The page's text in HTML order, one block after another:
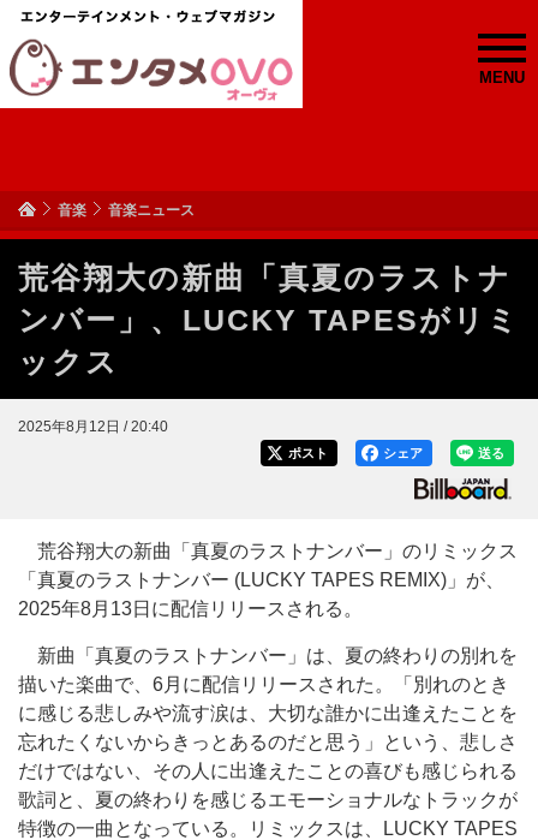
MENU
音楽 音楽ニュース
荒谷翔大の新曲「真夏のラストナ
ンバー」、LUCKY TAPESがリミ
ックス
2025年8月12日 / 20:40
送る
シェア
ポスト
荒谷翔大の新曲「真夏のラストナンバー」のリミックス
「真夏のラストナンバー (LUCKY TAPES REMIX)」が、
2025年8月13日に配信リリースされる。
新曲「真夏のラストナンバー」は、夏の終わりの別れを
描いた楽曲で、6月に配信リリースされた。「別れのとき
に感じる悲しみや流す涙は、大切な誰かに出逢えたことを
忘れたくないからきっとあるのだと思う」という、悲しさ
だけではない、その人に出逢えたことの喜びも感じられる
歌詞と、夏の終わりを感じるエモーショナルなトラックが
特徴の一曲となっている。リミックスは、LUCKY TAPES